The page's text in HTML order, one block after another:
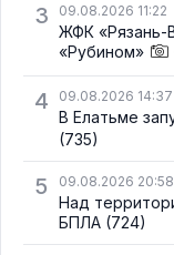
3 09.08.2026 11:22
ЖФК «Рязань-
«Рубином»
4 09.08.2026 14:37
В Елатьме
(735)
5 09.08.2026 20:58
Над
БПЛА (724)